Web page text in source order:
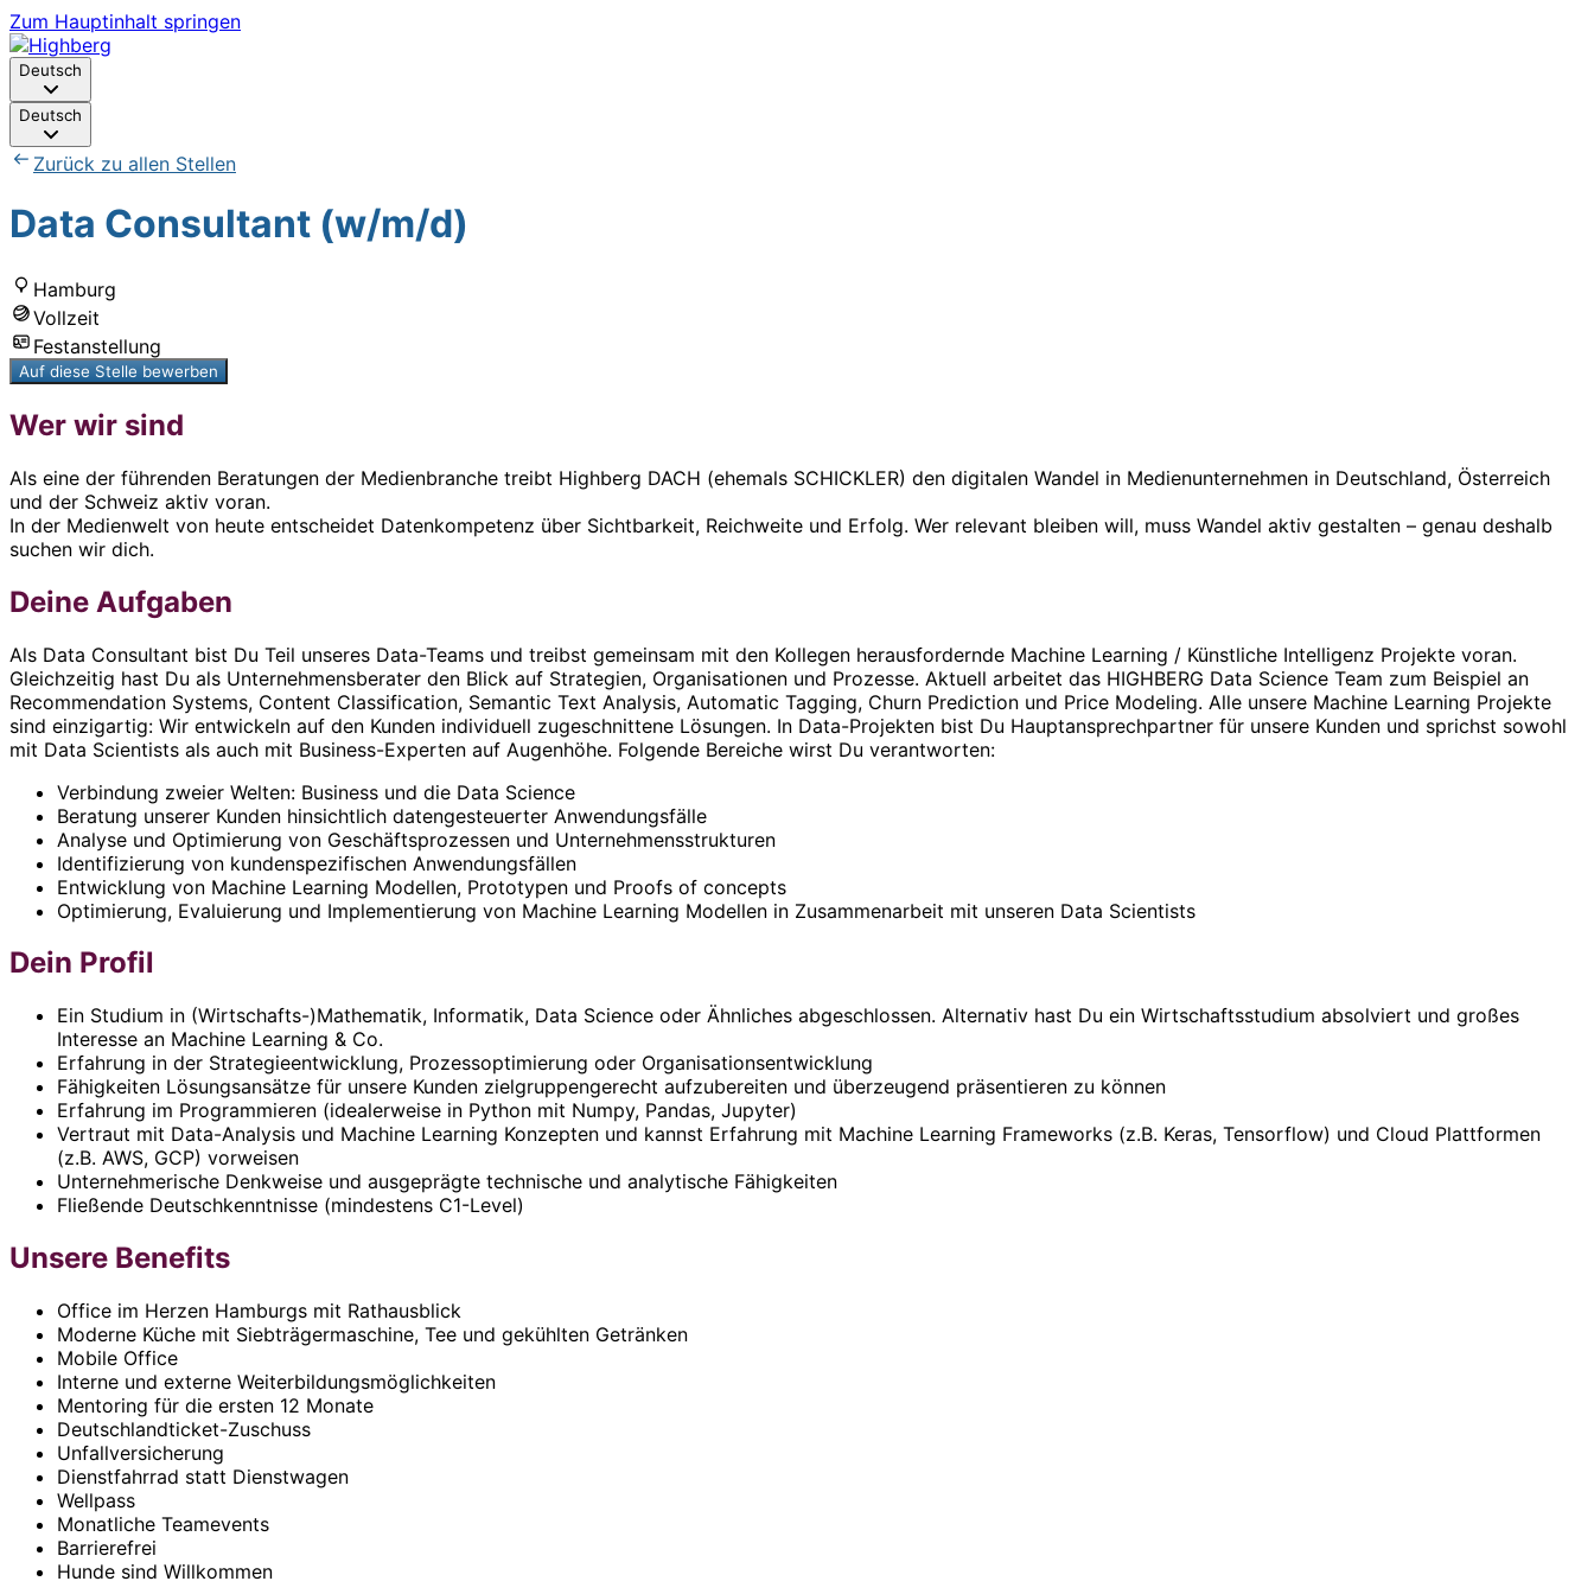
Zum Hauptinhalt springen
Deutsch
Deutsch
Zurück zu allen Stellen
Data Consultant (w/m/d)
Hamburg
Vollzeit
Festanstellung
Auf diese Stelle bewerben
Wer wir sind
Als eine der führenden Beratungen der Medienbranche treibt Highberg DACH (ehemals SCHICKLER) den digitalen Wandel in Medienunternehmen in Deutschland, Österreich
und der Schweiz aktiv voran.
In der Medienwelt von heute entscheidet Datenkompetenz über Sichtbarkeit, Reichweite und Erfolg. Wer relevant bleiben will, muss Wandel aktiv gestalten – genau deshalb
suchen wir dich.
Deine Aufgaben
Als Data Consultant bist Du Teil unseres Data-Teams und treibst gemeinsam mit den Kollegen herausfordernde Machine Learning / Künstliche Intelligenz Projekte voran.
Gleichzeitig hast Du als Unternehmensberater den Blick auf Strategien, Organisationen und Prozesse. Aktuell arbeitet das HIGHBERG Data Science Team zum Beispiel an
Recommendation Systems, Content Classification, Semantic Text Analysis, Automatic Tagging, Churn Prediction und Price Modeling. Alle unsere Machine Learning Projekte
sind einzigartig: Wir entwickeln auf den Kunden individuell zugeschnittene Lösungen. In Data-Projekten bist Du Hauptansprechpartner für unsere Kunden und sprichst sowohl
mit Data Scientists als auch mit Business-Experten auf Augenhöhe. Folgende Bereiche wirst Du verantworten:
Verbindung zweier Welten: Business und die Data Science
Beratung unserer Kunden hinsichtlich datengesteuerter Anwendungsfälle
Analyse und Optimierung von Geschäftsprozessen und Unternehmensstrukturen
Identifizierung von kundenspezifischen Anwendungsfällen
Entwicklung von Machine Learning Modellen, Prototypen und Proofs of concepts
Optimierung, Evaluierung und Implementierung von Machine Learning Modellen in Zusammenarbeit mit unseren Data Scientists
Dein Profil
Ein Studium in (Wirtschafts-)Mathematik, Informatik, Data Science oder Ähnliches abgeschlossen. Alternativ hast Du ein Wirtschaftsstudium absolviert und großes
Interesse an Machine Learning & Co.
Erfahrung in der Strategieentwicklung, Prozessoptimierung oder Organisationsentwicklung
Fähigkeiten Lösungsansätze für unsere Kunden zielgruppengerecht aufzubereiten und überzeugend präsentieren zu können
Erfahrung im Programmieren (idealerweise in Python mit Numpy, Pandas, Jupyter)
Vertraut mit Data-Analysis und Machine Learning Konzepten und kannst Erfahrung mit Machine Learning Frameworks (z.B. Keras, Tensorflow) und Cloud Plattformen
(z.B. AWS, GCP) vorweisen
Unternehmerische Denkweise und ausgeprägte technische und analytische Fähigkeiten
Fließende Deutschkenntnisse (mindestens C1-Level)
Unsere Benefits
Office im Herzen Hamburgs mit Rathausblick
Moderne Küche mit Siebträgermaschine, Tee und gekühlten Getränken
Mobile Office
Interne und externe Weiterbildungsmöglichkeiten
Mentoring für die ersten 12 Monate
Deutschlandticket-Zuschuss
Unfallversicherung
Dienstfahrrad statt Dienstwagen
Wellpass
Monatliche Teamevents
Barrierefrei
Hunde sind Willkommen